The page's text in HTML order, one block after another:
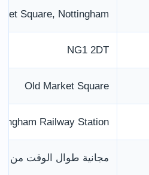
Square, Nottingham
NG1 2DT
Old Market Square
Railway Station
مجانية طوال الوقت من